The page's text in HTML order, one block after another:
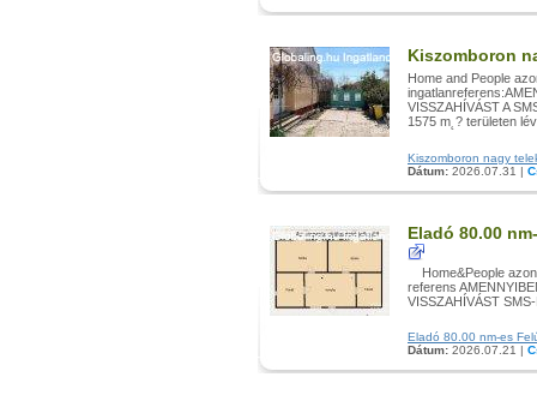
Kiszomboron
Home and People
VISSZAHÍVÁST A
1575 m˛? területen
Kiszomboron nagy
Dátum: 2026.07.31 |
Eladó 80.00
Home&People
referens
VISSZAHÍVÁST
Eladó 80.00 nm-es
Dátum: 2026.07.21 |